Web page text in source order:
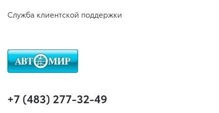
Служба клиентской поддержки
+7 (483) 277-32-49